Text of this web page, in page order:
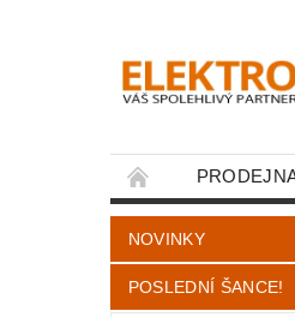
KONTAKTY
NOVINKY
POSLEDNÍ ŠANCE!